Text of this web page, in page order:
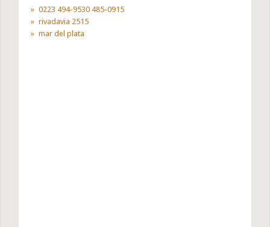
0223 494-9530 485-0915
rivadavia 2515
mar del plata